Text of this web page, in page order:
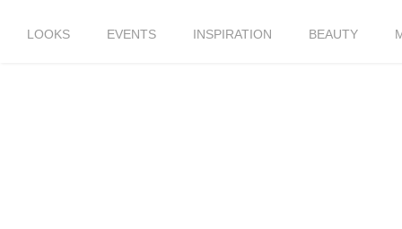
LOOKS EVENTS INSPIRATION BEAUTY